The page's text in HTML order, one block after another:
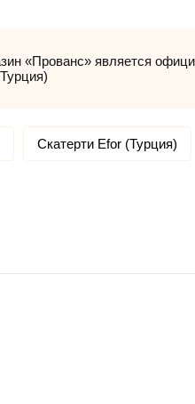
«Прованс» является
Скатерти Efor (Турция)